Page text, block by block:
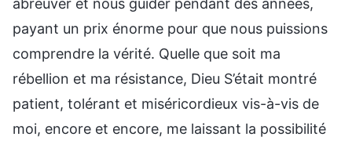
payant un prix énorme pour que nous puissions
comprendre la vérité. Quelle que soit ma
rébellion et ma résistance, Dieu S’était montré
patient, tolérant et miséricordieux vis-à-vis de
moi, encore et encore, me laissant la possibilité